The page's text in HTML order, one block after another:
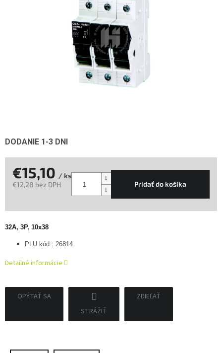
DODANIE 1-3 DNI
€15,10 / ks
€12,28 bez DPH
Pridať do košíka
32A, 3P, 10x38
PLU kód : 26814
Detailné informácie
OPÝTAŤ SA
STRÁŽIŤ
ZDIEĽAŤ